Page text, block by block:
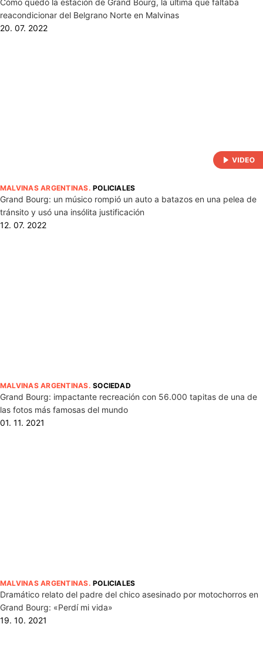
reacondicionar del Belgrano Norte en Malvinas
20. 07. 2022
MALVINAS ARGENTINAS.POLICIALES
Grand Bourg: un músico rompió un auto a batazos en una pelea de
tránsito y usó una insólita justificación
12. 07. 2022
MALVINAS ARGENTINAS.SOCIEDAD
Grand Bourg: impactante recreación con 56.000 tapitas de una de
las fotos más famosas del mundo
01. 11. 2021
MALVINAS ARGENTINAS.POLICIALES
Dramático relato del padre del chico asesinado por motochorros en
Grand Bourg: «Perdí mi vida»
19. 10. 2021